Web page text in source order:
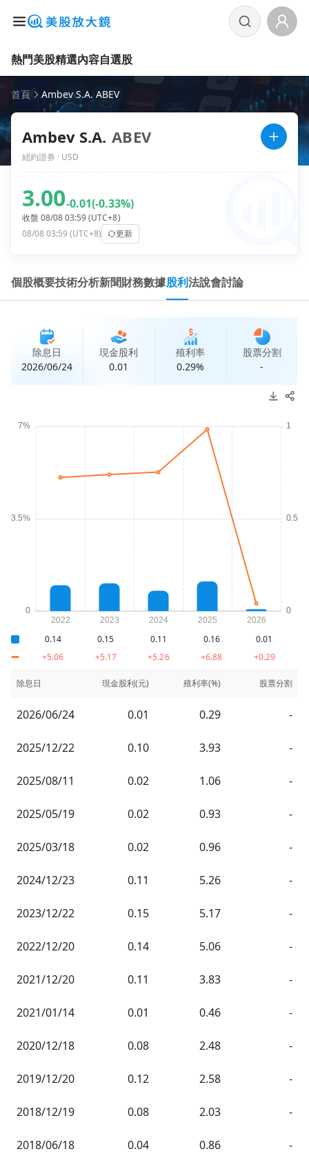
熱門美股精選內容自選股
首頁 Ambev S.A. ABEV
Ambev S.A. ABEV
紐約證券 · USD
3.00-0.01(-0.33%)
收盤 08/08 03:59 (UTC+8)
08/08 03:59 (UTC+8)
更新
個股概要技術分析新聞財務數據股利法說會討論
除息日
2026/06/24
現金股利
0.01
殖利率
0.29%
股票分割
-
0.14 0.15 0.11 0.16
0.01
+5.06
+5.17 +5.26 +6.88 +0.29
除息日 現金股利(元) 殖利率(%) 股票分割
2026/06/24 0.01 0.29 -
2025/12/22 0.10 3.93 -
2025/08/11 0.02 1.06 -
2025/05/19 0.02 0.93 -
2025/03/18 0.02 0.96 -
2024/12/23 0.11 5.26 -
2023/12/22 0.15 5.17 -
2022/12/20 0.14 5.06 -
2021/12/20 0.11 3.83 -
2021/01/14 0.01 0.46 -
2020/12/18 0.08 2.48 -
2019/12/20 0.12 2.58 -
2018/12/19 0.08 2.03 -
2018/06/18 0.04 0.86 -